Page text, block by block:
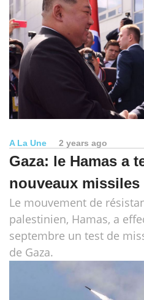
A La Une 2 years ago
Gaza: le Hamas a
nouveaux missiles
Le mouvement de
palestinien, Hamas, a
septembre un test de
de Gaza.